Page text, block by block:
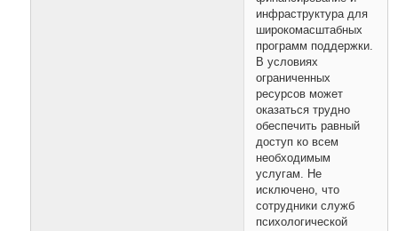
инфраструктура для
широкомасштабных
программ поддержки.
В условиях
ограниченных
ресурсов может
оказаться трудно
обеспечить равный
доступ ко всем
необходимым
услугам. Не
исключено, что
сотрудники служб
психологической